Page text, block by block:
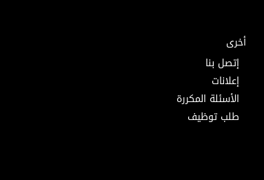
أخرى
إتصل بنا
إعلانات
الأسئلة المكررة
طلب توظيف